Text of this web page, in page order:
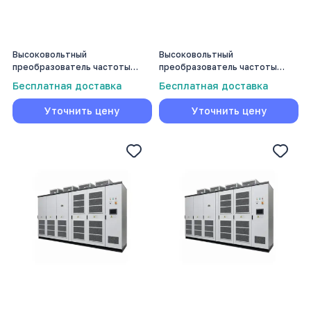
Высоковольтный
преобразователь частоты
Бесплатная доставка
Уточнить цену
Высоковольтный
преобразователь частоты
Бесплатная доставка
Уточнить цену